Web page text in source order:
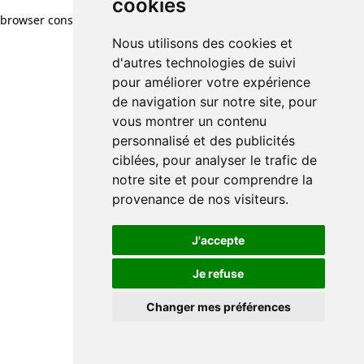
cookies
Nous utilisons des cookies et
d'autres technologies de suivi
pour améliorer votre expérience
de navigation sur notre site, pour
vous montrer un contenu
personnalisé et des publicités
ciblées, pour analyser le trafic de
notre site et pour comprendre la
provenance de nos visiteurs.
J'accepte
Je refuse
Changer mes préférences
browser console for more information)